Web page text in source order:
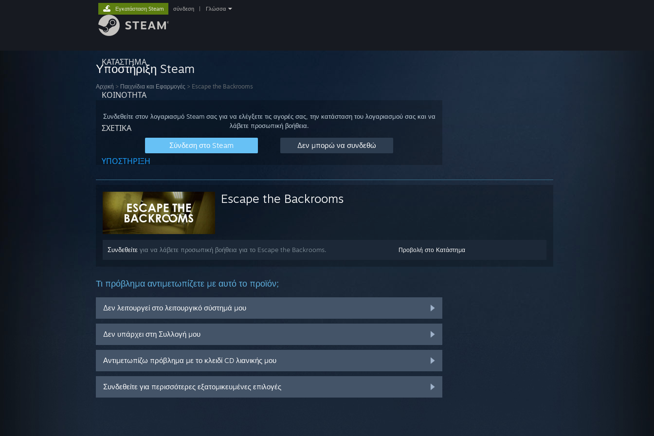
ΚΑΤΑΣΤΗΜΑ
ΚΟΙΝΟΤΗΤΑ
ΣΧΕΤΙΚΆ
ΥΠΟΣΤΗΡΙΞΗ
Εγκατάσταση Steam σύνδεση Γλώσσα
Υποστήριξη Steam
Αρχική > Παιχνίδια και Εφαρμογές > Escape the Backrooms
Συνδεθείτε στον λογαριασμό Steam σας για να ελέγξετε τις αγορές σας, την κατάσταση του λογαριασμού σας και να
λάβετε προσωπική βοήθεια.
Σύνδεση στο Steam Δεν μπορώ να συνδεθώ
Escape the Backrooms
Προβολή στο Κατάστημα
Συνδεθείτε για να λάβετε προσωπική βοήθεια για το Escape the Backrooms.
Τι πρόβλημα αντιμετωπίζετε με αυτό το προϊόν;
Δεν λειτουργεί στο λειτουργικό σύστημά μου
Δεν υπάρχει στη Συλλογή μου
Αντιμετωπίζω πρόβλημα με το κλειδί CD λιανικής μου
Συνδεθείτε για περισσότερες εξατομικευμένες επιλογές